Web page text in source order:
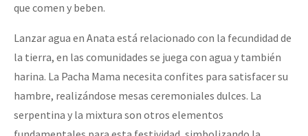
que comen y beben.
Lanzar agua en Anata está relacionado con la fecundidad de
la tierra, en las comunidades se juega con agua y también
harina. La Pacha Mama necesita confites para satisfacer su
hambre, realizándose mesas ceremoniales dulces. La
serpentina y la mixtura son otros elementos